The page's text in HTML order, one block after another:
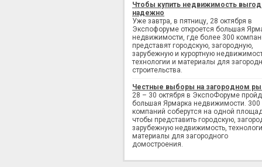
Чтобы купить недвижимость
надежно
Уже завтра, в пятницу, 28 октября в
Экспофоруме откроется большая
недвижимости, где более 300
представят городскую, загородную,
зарубежную и курортную
технологии и материалы для
строительства.
Честные выборы на загородном
28 – 30 октября в ЭкспоФоруме
большая Ярмарка недвижимости. 300
компаний соберутся на одной
чтобы представить городскую,
зарубежную недвижимость,
материалы для загородного
домостроения.